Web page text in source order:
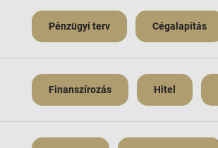
Pénzügyi terv Cégalapítás
Finanszírozás Hitel